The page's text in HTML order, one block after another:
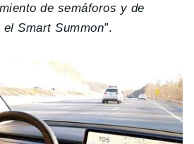
de semáforos y de
Smart Summon”.